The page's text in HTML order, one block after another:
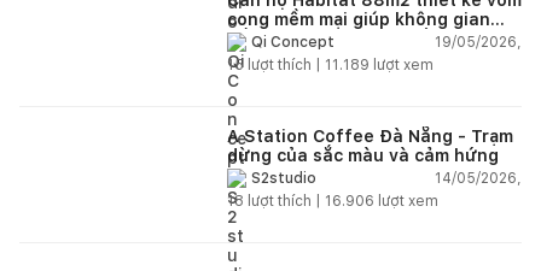
cong mềm mại giúp không gian
sống hiện đại trở nên ấm áp hơn
Qi Concept
19/05/2026,
15 lượt thích | 11.189 lượt xem
A Station Coffee Đà Nẵng - Trạm
dừng của sắc màu và cảm hứng
S2studio
14/05/2026,
18 lượt thích | 16.906 lượt xem